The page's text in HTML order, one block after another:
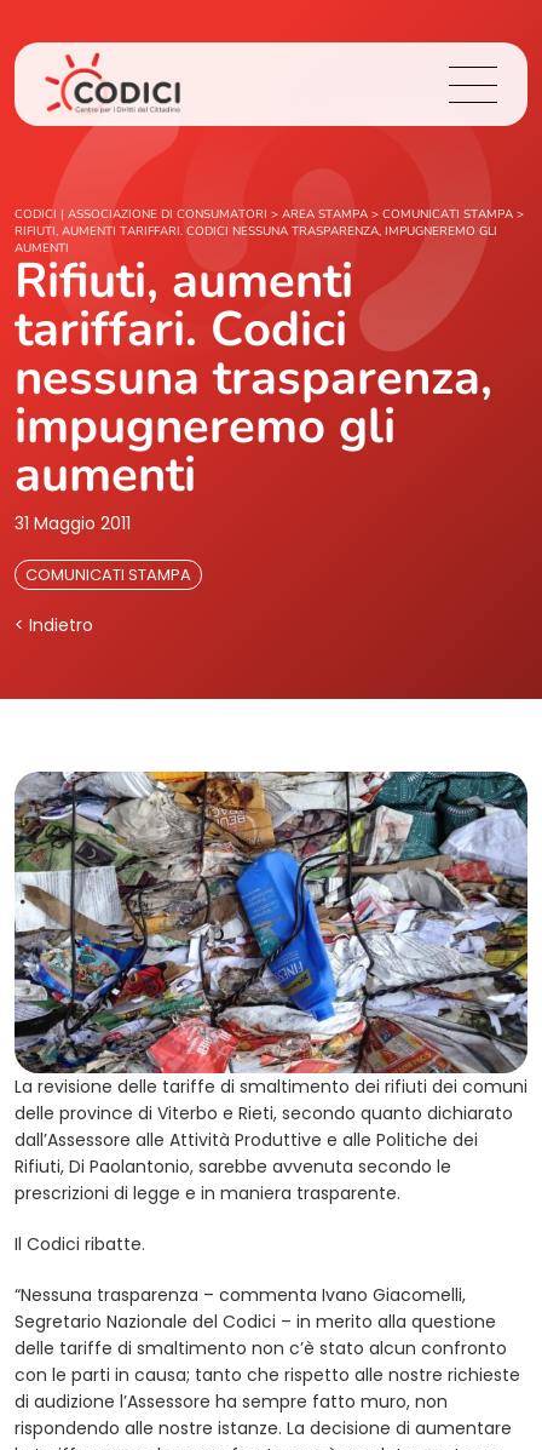
Chi Siamo
Cosa Facciamo
Area Stampa
Contatti
CODICI | ASSOCIAZIONE DI CONSUMATORI > AREA STAMPA > COMUNICATI STAMPA >
RIFIUTI, AUMENTI TARIFFARI. CODICI NESSUNA TRASPARENZA, IMPUGNEREMO GLI
AUMENTI
Rifiuti, aumenti
tariffari. Codici
nessuna trasparenza,
impugneremo gli
aumenti
31 Maggio 2011
COMUNICATI STAMPA
< Indietro
La revisione delle tariffe di smaltimento dei rifiuti dei comuni
delle province di Viterbo e Rieti, secondo quanto dichiarato
dall’Assessore alle Attività Produttive e alle Politiche dei
Rifiuti, Di Paolantonio, sarebbe avvenuta secondo le
prescrizioni di legge e in maniera trasparente.
Il Codici ribatte.
“Nessuna trasparenza – commenta Ivano Giacomelli,
Segretario Nazionale del Codici – in merito alla questione
delle tariffe di smaltimento non c’è stato alcun confronto
con le parti in causa; tanto che rispetto alle nostre richieste
di audizione l’Assessore ha sempre fatto muro, non
rispondendo alle nostre istanze. La decisione di aumentare